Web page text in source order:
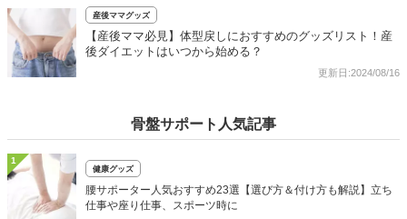
産後ママグッズ
【産後ママ必見】体型戻しにおすすめのグッズリスト！産
後ダイエットはいつから始める？
更新日:2024/08/16
骨盤サポート人気記事
1
健康グッズ
腰サポーター人気おすすめ23選【選び方＆付け方も解説】立ち
仕事や座り仕事、スポーツ時に